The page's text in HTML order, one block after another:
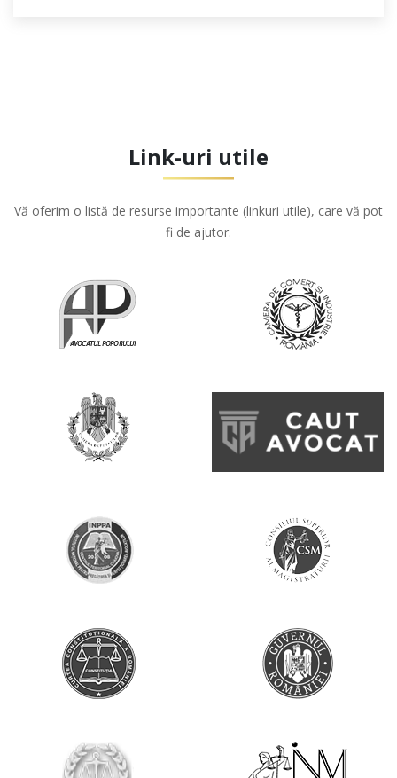
Link-uri utile
Vă oferim o listă de resurse importante (linkuri utile), care vă pot
fi de ajutor.